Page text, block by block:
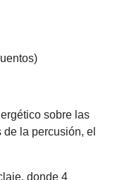
sobre las
la percusión, el
donde 4